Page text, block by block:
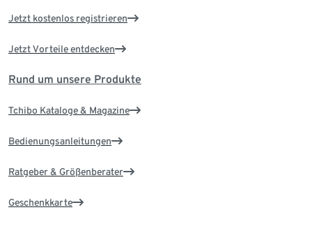
Jetzt kostenlos registrieren
Jetzt Vorteile entdecken
Rund um unsere Produkte
Tchibo Kataloge & Magazine
Bedienungsanleitungen
Ratgeber & Größenberater
Geschenkkarte